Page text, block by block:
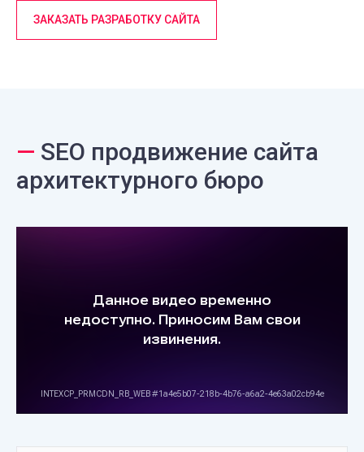
ЗАКАЗАТЬ РАЗРАБОТКУ САЙТА
— SEO продвижение сайта
архитектурного бюро